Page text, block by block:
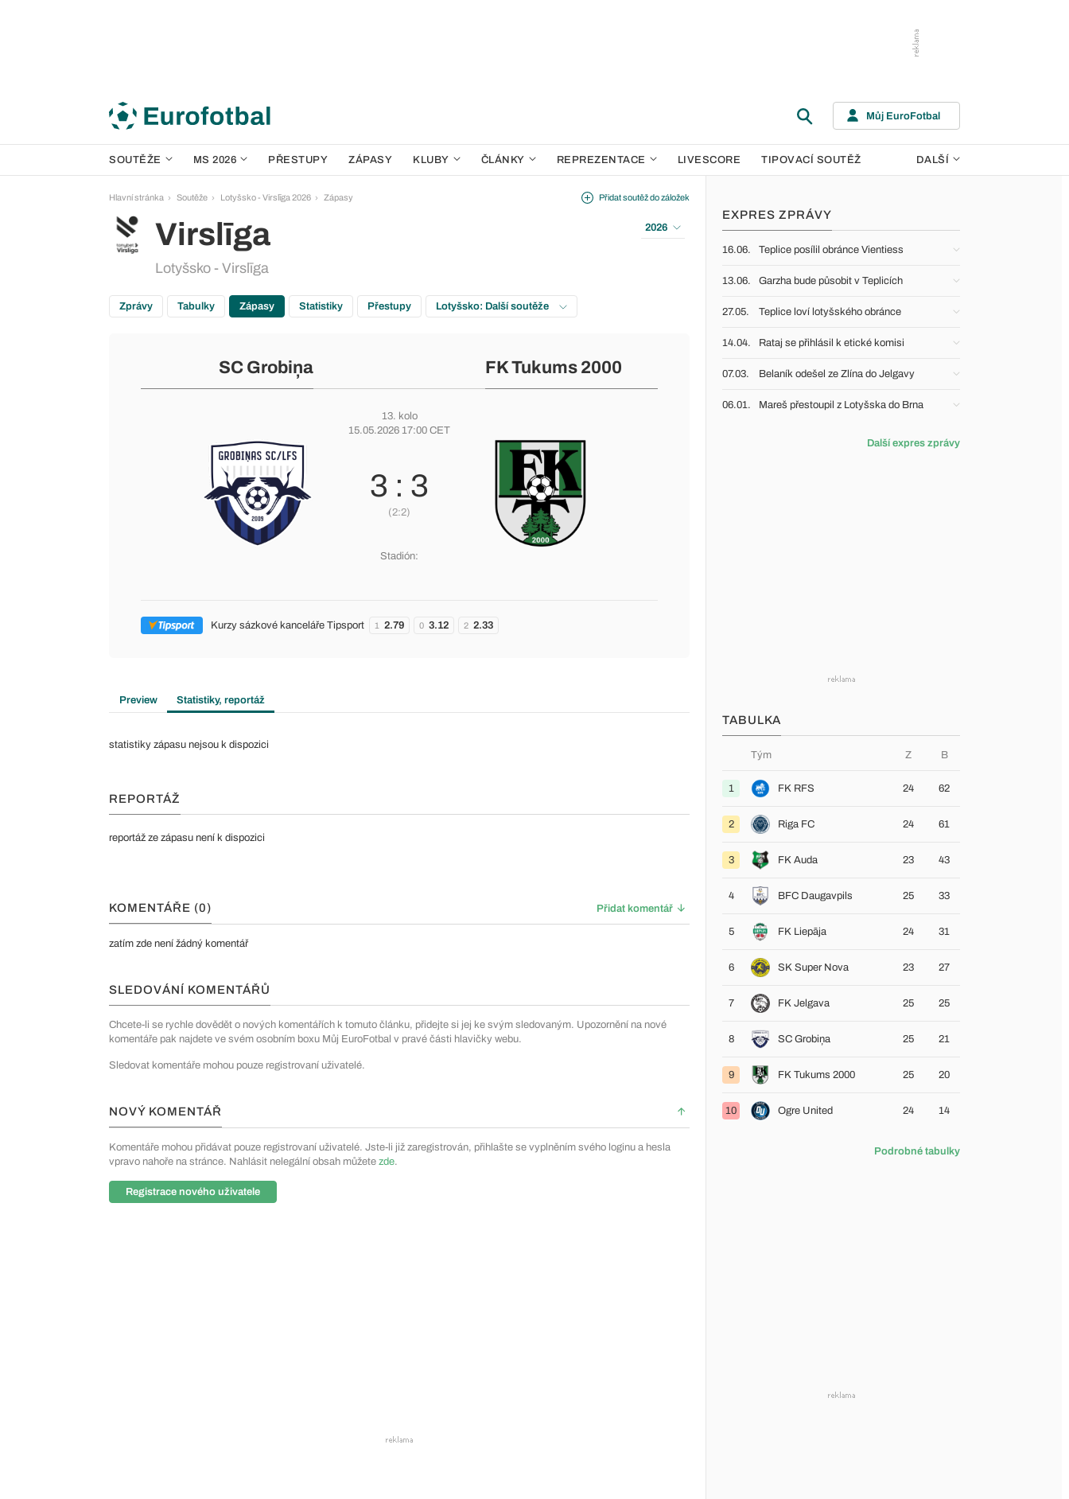
Můj EuroFotbal
SOUTĚŽE MS 2026 PŘESTUPY ZÁPASY KLUBY ČLÁNKY REPREZENTACE LIVESCORE TIPOVACÍ SOUTĚŽ DALŠÍ
Hlavní stránka Soutěže Lotyšsko - Virslīga 2026 Zápasy
Virslīga
Lotyšsko - Virslīga
Přidat soutěž do záložek
2026
Zprávy Tabulky Zápasy Statistiky Přestupy Lotyšsko: Další soutěže
SC Grobiņa FK Tukums 2000
13. kolo
15.05.2026 17:00 CET
3 : 3
(2:2)
Stadión:
Kurzy sázkové kanceláře Tipsport 1 2.79 0 3.12 2 2.33
Preview Statistiky, reportáž
statistiky zápasu nejsou k dispozici
REPORTÁŽ
reportáž ze zápasu není k dispozici
KOMENTÁŘE (0) Přidat komentář
zatím zde není žádný komentář
SLEDOVÁNÍ KOMENTÁŘŮ
Chcete-li se rychle dovědět o nových komentářích k tomuto článku, přidejte si jej ke svým sledovaným. Upozornění na nové
komentáře pak najdete ve svém osobním boxu Můj EuroFotbal v pravé části hlavičky webu.
Sledovat komentáře mohou pouze registrovaní uživatelé.
NOVÝ KOMENTÁŘ
Komentáře mohou přidávat pouze registrovaní uživatelé. Jste-li již zaregistrován, přihlašte se vyplněním svého loginu a hesla
vpravo nahoře na stránce. Nahlásit nelegální obsah můžete zde.
Registrace nového uživatele
EXPRES ZPRÁVY
16.06. Teplice posílil obránce Vientiess
13.06. Garzha bude působit v Teplicích
27.05. Teplice loví lotyšského obránce
14.04. Rataj se přihlásil k etické komisi
07.03. Belaník odešel ze Zlína do Jelgavy
06.01. Mareš přestoupil z Lotyšska do Brna
Další expres zprávy
TABULKA
Tým Z B
1 FK RFS 24 62
2 Riga FC 24 61
3 FK Auda 23 43
4 BFC Daugavpils 25 33
5 FK Liepāja 24 31
6 SK Super Nova 23 27
7 FK Jelgava 25 25
8 SC Grobiņa 25 21
9 FK Tukums 2000 25 20
10 Ogre United 24 14
Podrobné tabulky